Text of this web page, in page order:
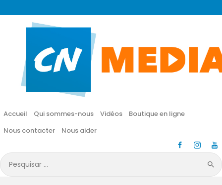
Accueil Qui sommes-nous Vidéos
Boutique en ligne
Nous contacter
Nous aider
Pesquisar
por:
CN MÉDIA
Une vie nouvelle en JESUS !
Accueil
Vidéos
Boutique en ligne